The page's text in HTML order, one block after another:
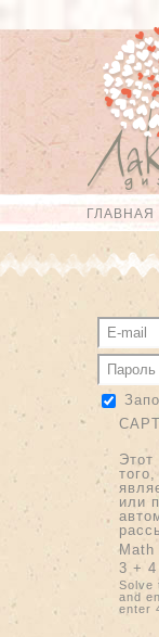
Перейти к
основному
содержанию
Skip to
navigation
Главное
ГЛАВНАЯ
Этот
или
Math
3 + 4
Solve
and
enter